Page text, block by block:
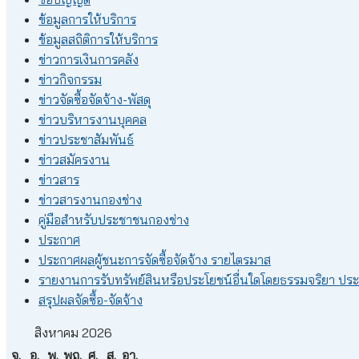
ข้อมูลการให้บริการ
ข้อมูลสถิติการให้บริการ
ข่าวการเงินการคลัง
ข่าวกิจกรรม
ข่าวจัดซื้อจัดจ้าง-พัสดุ
ข่าวบริหารงานบุคคล
ข่าวประชาสัมพันธ์
ข่าวสมัครงาน
ข่าวสาร
ข่าวสารงานกองช่าง
คู่มือสำหรับประชาชนกองช่าง
ประกาศ
ประกาศผลผู้ชนะการจัดซื้อจัดจ้าง รายไตรมาส
รายงานการรับทรัพย์สินหรือประโยชน์อื่นใดโดยธรรมจริยา ปร
สรุปผลจัดซื้อ-จัดจ้าง
สิงหาคม 2026
จ. อ. พ. พฤ. ศ. ส. อา.